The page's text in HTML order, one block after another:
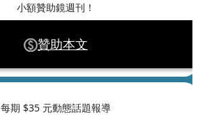
小額贊助鏡週刊！
贊助本文
每期 $35 元動態話題報導